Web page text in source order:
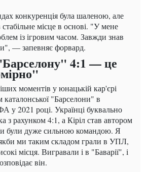
конкуренція була шаленою, але
місце в основі. "У мене
із ігровим часом. Завжди знав
— запевняє форвард.
4:1 — це
моментів у юнацькій кар'єрі
"Барселони" в
у 2021 році. Українці буквально
з рахунком 4:1, а Кіріл став автором
були дуже сильною командою. Я
ми таким складом грали в УПЛ,
місця. Вигравали і в "Баварії", і
він.